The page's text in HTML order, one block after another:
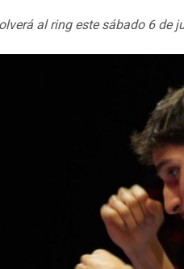
al ring este sábado 6 de